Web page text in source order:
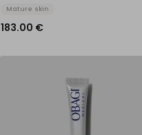
Mature skin
183.00 €